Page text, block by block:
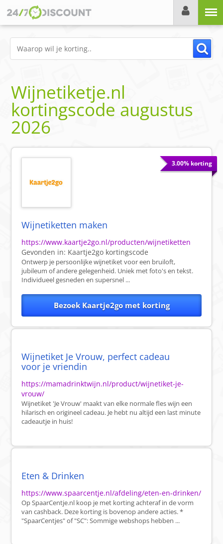
Wijnetiketje.nl
kortingscode augustus
2026
3.00% korting
Wijnetiketten maken
https://www.kaartje2go.nl/producten/wijnetiketten
Gevonden in: Kaartje2go kortingscode
Ontwerp je persoonlijke wijnetiket voor een bruiloft,
jubileum of andere gelegenheid. Uniek met foto's en tekst.
Individueel gesneden en supersnel ...
Bezoek Kaartje2go met korting
Wijnetiket Je Vrouw, perfect cadeau
voor je vriendin
https://mamadrinktwijn.nl/product/wijnetiket-je-
vrouw/
Wijnetiket 'Je Vrouw' maakt van elke normale fles wijn een
hilarisch en origineel cadeau. Je hebt nu altijd een last minute
cadeautje in huis!
Eten & Drinken
https://www.spaarcentje.nl/afdeling/eten-en-drinken/
Op SpaarCentje.nl koop je met korting achteraf in de vorm
van cashback. Deze korting is bovenop andere acties. *
"SpaarCentjes" of "SC": Sommige webshops hebben ...